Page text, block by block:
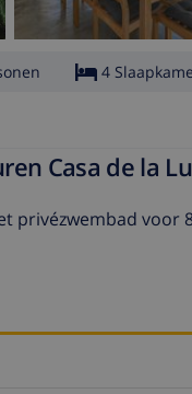
4
Casa de la
privézwembad voor